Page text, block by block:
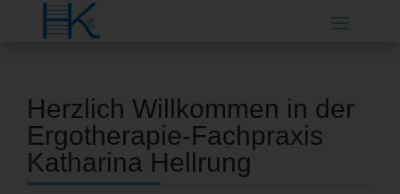
Herzlich Willkommen in der
Ergotherapie-Fachpraxis
Katharina Hellrung